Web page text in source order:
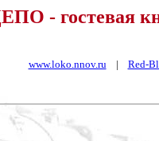
- гостевая
www.loko.nnov.ru| Red-